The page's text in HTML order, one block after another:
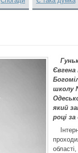
Євгена
школу
який
році